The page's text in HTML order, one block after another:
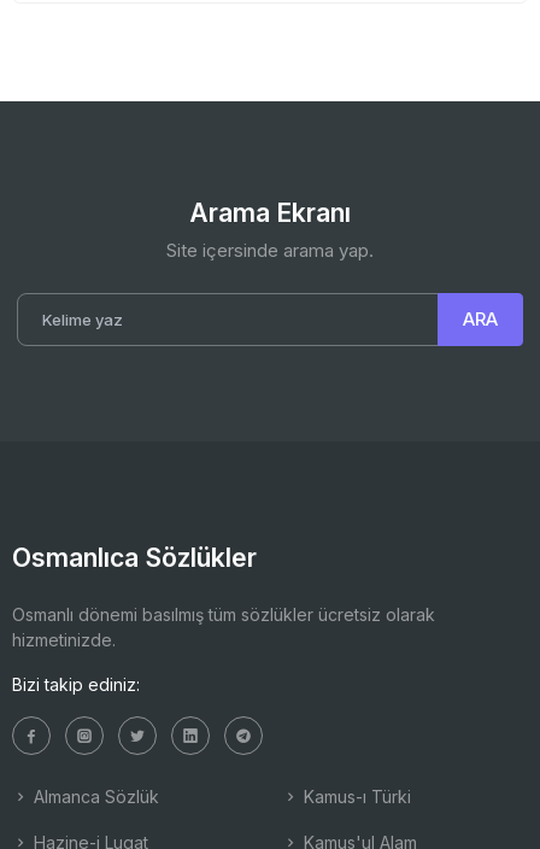
Arama Ekranı
Site içersinde arama yap.
Osmanlıca Sözlükler
Osmanlı dönemi basılmış tüm sözlükler ücretsiz olarak
hizmetinizde.
Bizi takip ediniz:
Almanca Sözlük
Hazine-i Lugat
Kamus-ı Türki
Kamus'ul Alam